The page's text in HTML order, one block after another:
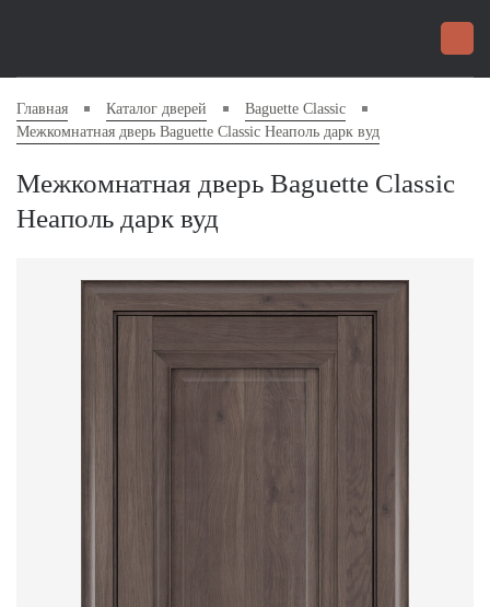
Главная Каталог дверей
Baguette Classic
Межкомнатная дверь Baguette Classic Неаполь дарк вуд
Межкомнатная дверь Baguette Classic
Неаполь дарк вуд